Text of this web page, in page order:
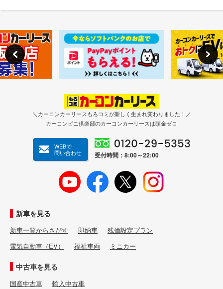
＼カーコンカーリースもろコミが新しく生まれ変わりました！／
カーコンビニ倶楽部のカーコンカーリースは頭金ゼロ
WEBで
問い合わせ
受付時間：8:00～22:00
新車を見る
新車一覧からさがす 即納車
残価設定プラン
電気自動車（EV）
福祉車両 ミニカー
中古車を見る
国産中古車 輸入中古車